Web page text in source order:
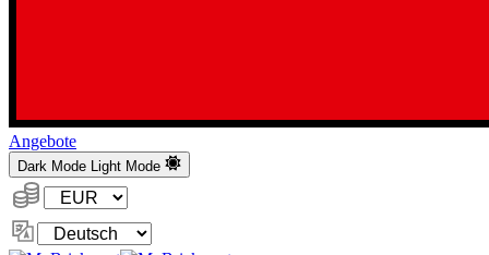
Angebote
Dark Mode Light Mode
Währung:
Sprache
ändern